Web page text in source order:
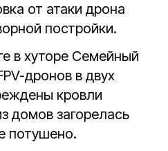
от атаки дрона
постройки.
в хуторе Семейный
дронов в двух
кровли
домов загорелась
потушено.